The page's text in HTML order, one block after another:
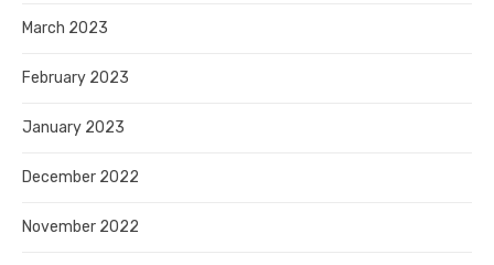
March 2023
February 2023
January 2023
December 2022
November 2022